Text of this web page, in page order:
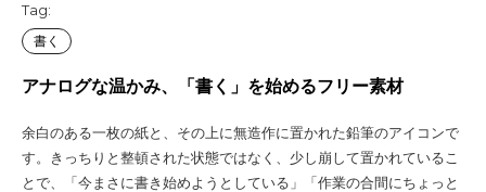
Tag:
書く
アナログな温かみ、「書く」を始めるフリー素材
余白のある一枚の紙と、その上に無造作に置かれた鉛筆のアイコンで
す。きっちりと整頓された状態ではなく、少し崩して置かれているこ
とで、「今まさに書き始めようとしている」「作業の合間にちょっと